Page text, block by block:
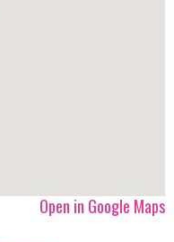
Open in Google Maps